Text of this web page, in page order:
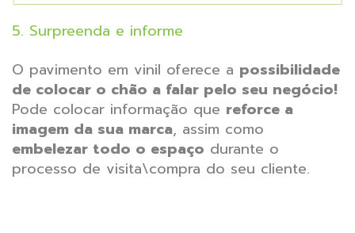
5. Surpreenda e informe
O pavimento em vinil oferece a possibilidade
de colocar o chão a falar pelo seu negócio!
Pode colocar informação que reforce a
imagem da sua marca, assim como
embelezar todo o espaço durante o
processo de visita\compra do seu cliente.